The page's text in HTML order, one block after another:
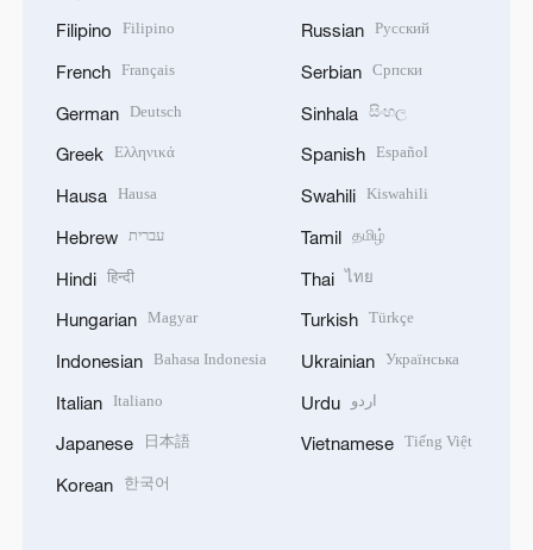
Filipino Filipino
French Français
German Deutsch
Greek Ελληνικά
Hausa Hausa
Hebrew עברית
Hindi हिन्दी
Hungarian Magyar
Indonesian Bahasa Indonesia
Italian Italiano
Japanese 日本語
Korean 한국어
Russian Русский
Serbian Српски
Sinhala සිංහල
Spanish Español
Swahili Kiswahili
Tamil தமிழ்
Thai ไทย
Turkish Türkçe
Ukrainian Українська
Urdu اردو
Vietnamese Tiếng Việt